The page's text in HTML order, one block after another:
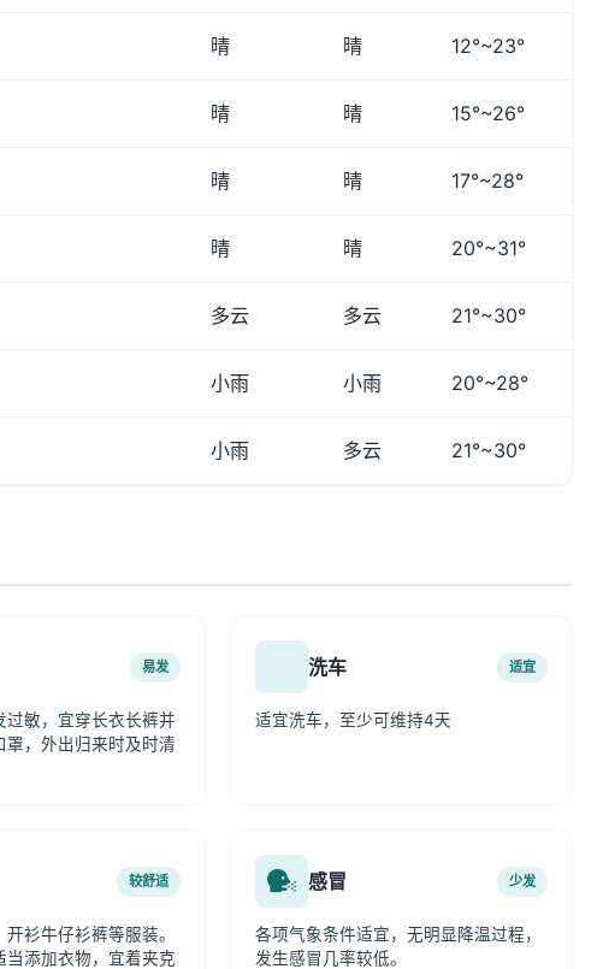
晴 晴 12°~23°
晴 晴 15°~26°
晴 晴 17°~28°
晴 晴 20°~31°
多云 多云 21°~30°
小雨 小雨 20°~28°
小雨 多云 21°~30°
易发
过敏，宜穿长衣长裤并
罩，外出归来时及时清
洗车 适宜
适宜洗车，至少可维持4天
较舒适
衫牛仔衫裤等服装。
当添加衣物，宜着夹克
感冒 少发
各项气象条件适宜，无明显降温过程，
发生感冒几率较低。